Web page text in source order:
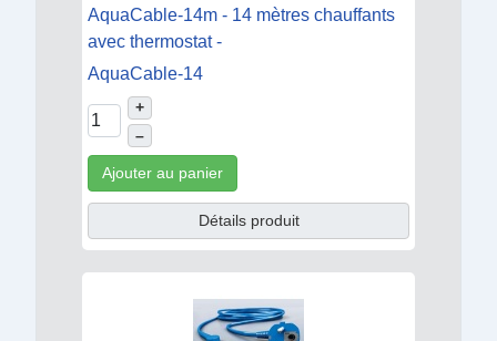
AquaCable-14m - 14 mètres chauffants
avec thermostat -
AquaCable-14
+
–
Ajouter au panier
Détails produit